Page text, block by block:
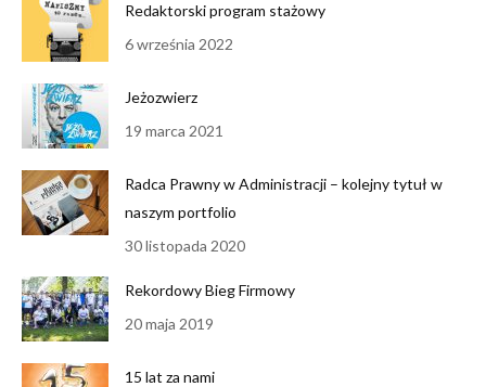
Redaktorski program stażowy
6 września 2022
Jeżozwierz
19 marca 2021
Radca Prawny w Administracji – kolejny tytuł w
naszym portfolio
30 listopada 2020
Rekordowy Bieg Firmowy
20 maja 2019
15 lat za nami